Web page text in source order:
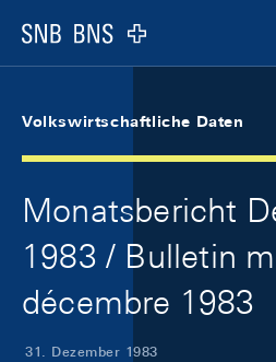
Logo
Volkswirtschaftliche Daten
Monatsbericht
1983 / Bulletin
décembre 1983
31. Dezember 1983